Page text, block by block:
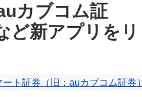
カブコム証
ど新アプリをリ
ト証券（旧：auカブコム証券）